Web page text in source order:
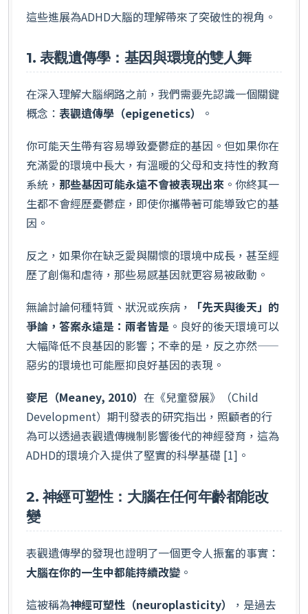
這些進展為ADHD大腦的理解帶來了突破性的視角。
1. 表觀遺傳學：基因與環境的雙人舞
在深入理解大腦網路之前，我們需要先認識一個關鍵
概念： 表觀遺傳學（epigenetics）
。
你可能天生帶有容易導致憂鬱症的基因。但如果你在
充滿愛的環境中長大，有溫暖的父母和支持性的教育
系統， 那些基因可能永遠不會被表現出來 。你終其一
生都不會經歷憂鬱症，即使你攜帶著可能導致它的基
因。
反之，如果你在缺乏愛與關懷的環境中成長，甚至經
歷了創傷和虐待，那些易感基因就更容易被啟動。
無論討論何種特質、狀況或疾病，
「先天與後天」的
爭論，答案永遠是：兩者皆是 。良好的後天環境可以
大幅降低不良基因的影響；不幸的是，反之亦然——
惡劣的環境也可能壓抑良好基因的表現。
麥尼（Meaney, 2010） 在《兒童發展》（Child
Development）期刊發表的研究指出，照顧者的行
為可以透過表觀遺傳機制影響後代的神經發育，這為
ADHD的環境介入提供了堅實的科學基礎 [1]。
2. 神經可塑性：大腦在任何年齡都能改
變
表觀遺傳學的發現也證明了一個更令人振奮的事實：
大腦在你的一生中都能持續改變 。
這被稱為神經可塑性（neuroplasticity）
，是過去